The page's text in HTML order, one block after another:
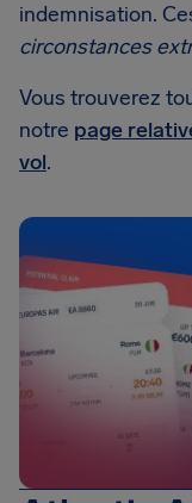
indemnisation.
circonstances
Vous trouverez
notre page
vol.